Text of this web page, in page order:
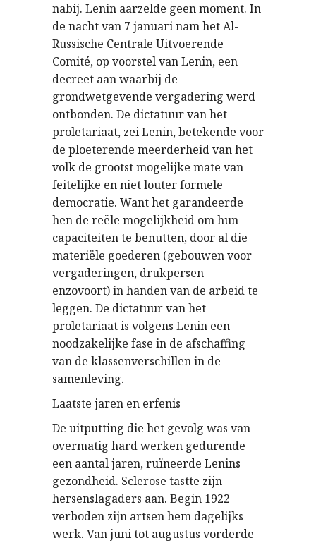
nabij. Lenin aarzelde geen moment. In
de nacht van 7 januari nam het Al-
Russische Centrale Uitvoerende
Comité, op voorstel van Lenin, een
decreet aan waarbij de
grondwetgevende vergadering werd
ontbonden. De dictatuur van het
proletariaat, zei Lenin, betekende voor
de ploeterende meerderheid van het
volk de grootst mogelijke mate van
feitelijke en niet louter formele
democratie. Want het garandeerde
hen de reële mogelijkheid om hun
capaciteiten te benutten, door al die
materiële goederen (gebouwen voor
vergaderingen, drukpersen
enzovoort) in handen van de arbeid te
leggen. De dictatuur van het
proletariaat is volgens Lenin een
noodzakelijke fase in de afschaffing
van de klassenverschillen in de
samenleving.
Laatste jaren en erfenis
De uitputting die het gevolg was van
overmatig hard werken gedurende
een aantal jaren, ruïneerde Lenins
gezondheid. Sclerose tastte zijn
hersenslagaders aan. Begin 1922
verboden zijn artsen hem dagelijks
werk. Van juni tot augustus vorderde